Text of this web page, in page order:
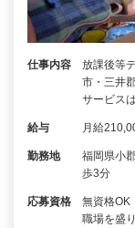
仕事内容
放課後等
市・三井
サービス
給与 月給
勤務地
福岡県小
歩3分
応募資格
無資格
職場を盛